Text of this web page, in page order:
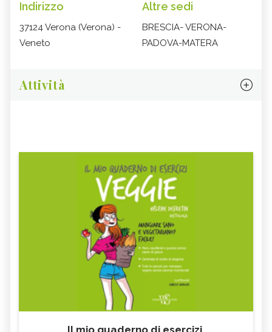
Indirizzo
37124 Verona (Verona) -
Veneto
Altre sedi
BRESCIA- VERONA-
PADOVA-MATERA
Attività
Il mio quaderno di esercizi.